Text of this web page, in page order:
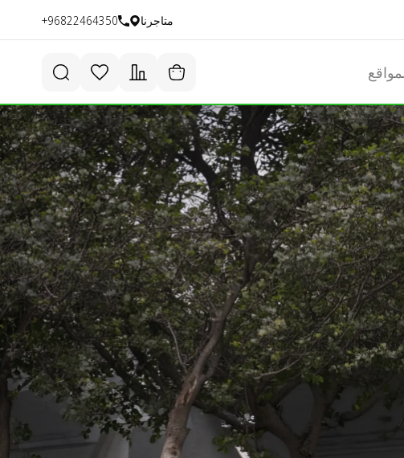
متاجرنا +96822464350